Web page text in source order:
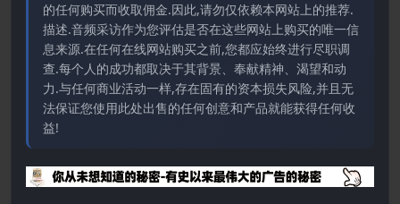
的任何购买而收取佣金.因此,请勿仅依赖本网站上的推荐.
描述.音频采访作为您评估是否在这些网站上购买的唯一信
息来源.在任何在线网站购买之前,您都应始终进行尽职调
查.每个人的成功都取决于其背景、奉献精神、渴望和动
力.与任何商业活动一样,存在固有的资本损失风险,并且无
法保证您使用此处出售的任何创意和产品就能获得任何收
益!